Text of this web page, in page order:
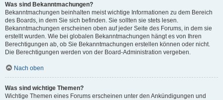
Was sind Bekanntmachungen?
Bekanntmachungen beinhalten meist wichtige Informationen zu dem Bereich
des Boards, in dem Sie sich befinden. Sie sollten sie stets lesen.
Bekanntmachungen erscheinen oben auf jeder Seite des Forums, in dem sie
erstellt wurden. Wie bei globalen Bekanntmachungen hängt es von Ihren
Berechtigungen ab, ob Sie Bekanntmachungen erstellen können oder nicht.
Die Berechtigungen werden von der Board-Administration vergeben.
Nach oben
Was sind wichtige Themen?
Wichtige Themen eines Forums erscheinen unter den Ankündigungen und